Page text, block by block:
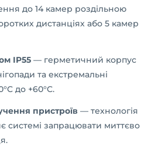
до 14 камер роздільною
дистанціях або 5 камер
IP55 — герметичний корпус
та екстремальні
до +60°C.
пристроїв — технологія
системі запрацювати миттєво